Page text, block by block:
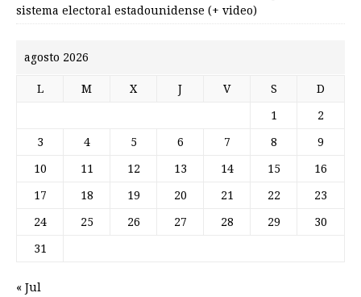
sistema electoral estadounidense (+ video)
agosto 2026
L M X J V S D
1 2
3 4 5 6 7 8 9
10 11 12 13 14 15 16
17 18 19 20 21 22 23
24 25 26 27 28 29 30
31
« Jul